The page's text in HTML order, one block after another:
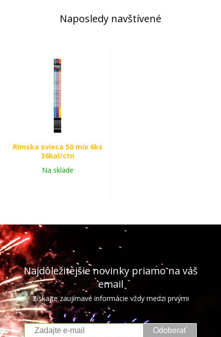
Naposledy navštívené
Rímska svieca 50 mix 6ks
36bal/ctn
Na sklade
Najdôležitejšie novinky priamo na váš
email
Získajte zaujímavé informácie vždy medzi prvými
Odoberať